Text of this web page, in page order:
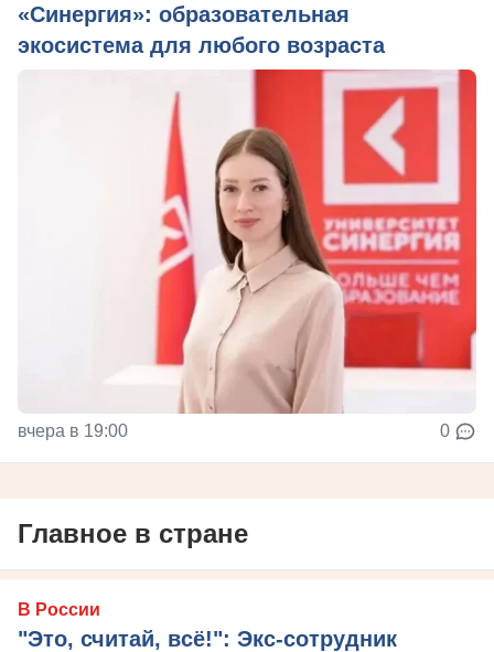
«Синергия»: образовательная
экосистема для любого возраста
вчера в 19:00 0
Главное в стране
В России
"Это, считай, всё!": Экс-сотрудник